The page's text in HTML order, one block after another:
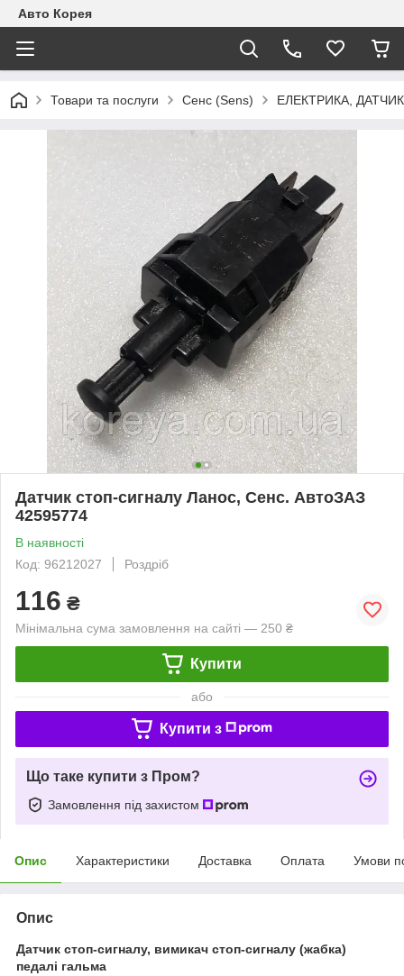
Авто Корея
Товари та послуги Сенс (Sens) ЕЛЕКТРИКА,
Датчик стоп-сигналу Ланос, Сенс. АвтоЗАЗ
42595774
В наявності
Код: 96212027
Роздріб
116 ₴
Мінімальна сума замовлення на сайті — 250 ₴
Купити
або
Купити з
Що таке купити з Пром?
Замовлення під захистом
Опис Характеристики Доставка Оплата Умови
Опис
Датчик стоп-сигналу, вимикач стоп-сигналу (жабка)
педалі гальма